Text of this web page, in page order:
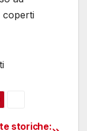
coperti
storiche: